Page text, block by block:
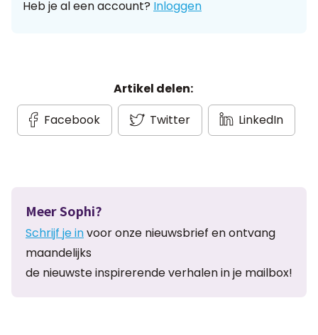
Heb je al een account? Inloggen
Artikel delen:
Facebook
Twitter LinkedIn
Meer Sophi?
Schrijf je invoor onze nieuwsbrief en ontvang
maandelijks
de nieuwste inspirerende verhalen in je mailbox!